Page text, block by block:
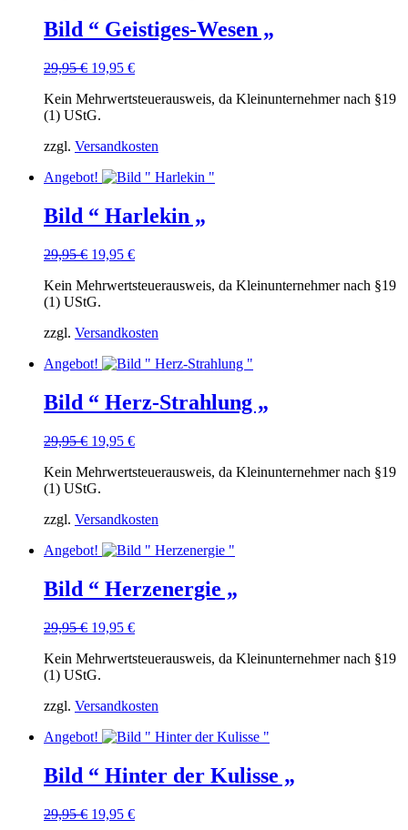
Bild “ Geistiges-Wesen „
29,95€ Ursprünglicher
war:
29,95 €
19,95 €Aktueller
ist:
Kein Mehrwertsteuerausweis, da Kleinunternehmer nach §19
(1) UStG.
zzgl. Versandkosten
Angebot!
Bild “ Harlekin „
29,95€ Ursprünglicher
war:
29,95 €
19,95 €Aktueller
ist:
Kein Mehrwertsteuerausweis, da Kleinunternehmer nach §19
(1) UStG.
zzgl. Versandkosten
Angebot!
Bild “ Herz-Strahlung „
29,95€ Ursprünglicher
war:
29,95 €
19,95 €Aktueller
ist:
Kein Mehrwertsteuerausweis, da Kleinunternehmer nach §19
(1) UStG.
zzgl. Versandkosten
Angebot!
Bild “ Herzenergie „
29,95€ Ursprünglicher
war:
29,95 €
19,95 €Aktueller
ist:
Kein Mehrwertsteuerausweis, da Kleinunternehmer nach §19
(1) UStG.
zzgl. Versandkosten
Angebot!
Bild “ Hinter der Kulisse „
29,95€ Ursprünglicher
19,95 €Aktueller